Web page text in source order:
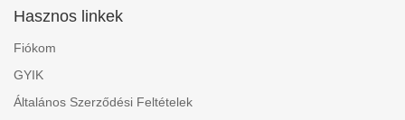
Hasznos linkek
Fiókom
GYIK
Általános Szerződési Feltételek